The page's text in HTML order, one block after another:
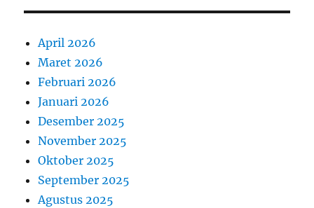
April 2026
Maret 2026
Februari 2026
Januari 2026
Desember 2025
November 2025
Oktober 2025
September 2025
Agustus 2025